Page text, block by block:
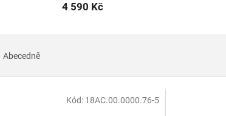
4 590 Kč
Abecedně
Kód: 18AC.00.0000.76-5